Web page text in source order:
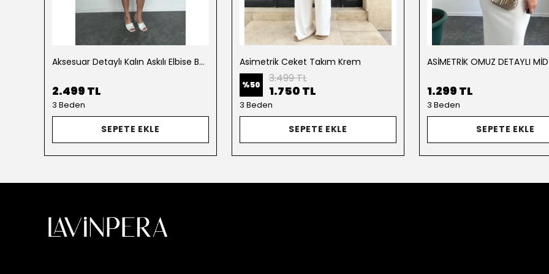
Aksesuar Detaylı Kalın Askılı Elbise Beyaz
2.499 TL
3 Beden
SEPETE EKLE
Asimetrik Ceket Takım Krem
%50 3.499 TL
1.750 TL
3 Beden
SEPETE EKLE
1.299 TL
3 Beden
SEPETE EKLE